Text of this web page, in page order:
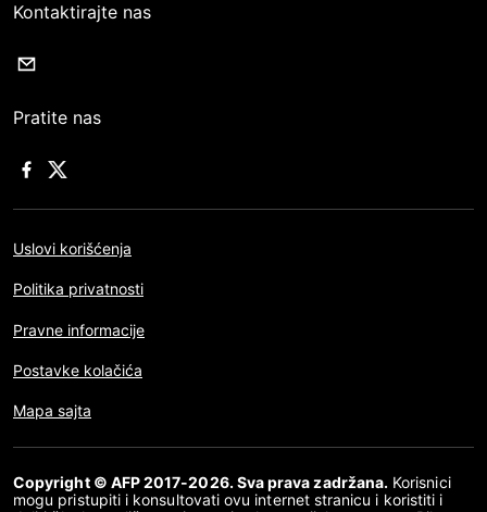
Kontaktirajte nas
Pratite nas
Uslovi korišćenja
Politika privatnosti
Pravne informacije
Postavke kolačića
Mapa sajta
Copyright © AFP 2017-2026. Sva prava zadržana. Korisnici
mogu pristupiti i konsultovati ovu internet stranicu i koristiti i